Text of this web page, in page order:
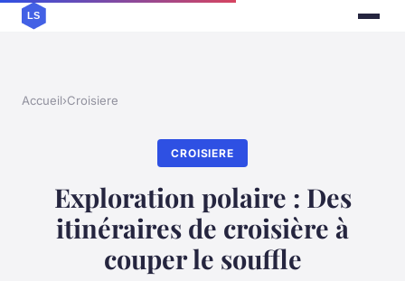
Accueil›Croisiere
CROISIERE
Exploration polaire : Des
itinéraires de croisière à
couper le souffle